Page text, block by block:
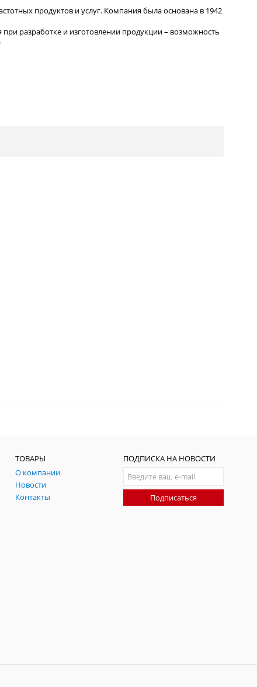
продуктов и услуг. Компания была основана в 1942
разработке и изготовлении продукции – возможность
ТОВАРЫ
О компании
Новости
Контакты
ПОДПИСКА НА НОВОСТИ
Подписаться